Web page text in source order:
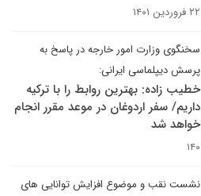
۲۲ فروردین ۱۴۰۱
سخنگوی وزارت امور خارجه در پاسخ به
پرسش دیپلماسی ایرانی:
خطیب زاده: بهترین روابط را با ترکیه
داریم/ سفر اردوغان در موعد مقرر انجام
خواهد شد
نشست نقب و موضوع افزایش توانایی های